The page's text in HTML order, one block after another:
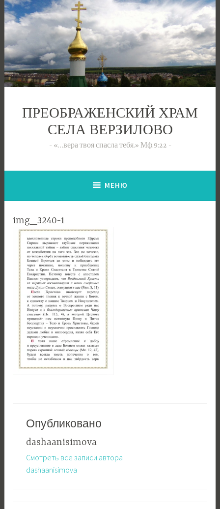
Перейти
к
содержимому
ПРЕОБРАЖЕНСКИЙ ХРАМ
СЕЛА ВЕРЗИЛОВО
«…вера твоя спасла тебя.» Мф.9:22
МЕНЮ
img_3240-1
Опубликовано
dashaanisimova
Смотреть все записи автора
dashaanisimova